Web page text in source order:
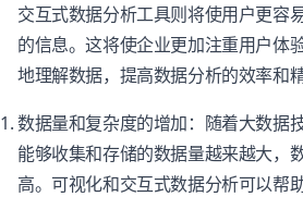
交互式数据分析工具则将使用户更容
的信息。这将使企业更加注重用户体
地理解数据，提高数据分析的效率和精
数据量和复杂度的增加：随着大数据
能够收集和存储的数据量越来越大，
高。可视化和交互式数据分析可以帮